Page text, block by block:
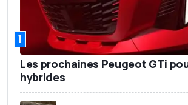
1
Les prochaines Peugeot GTi
hybrides